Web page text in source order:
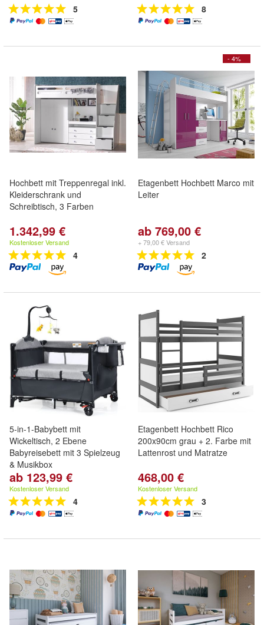
5 8
Hochbett mit Treppenregal inkl.
Kleiderschrank und
Schreibtisch, 3 Farben
1.342,99 €
Kostenloser Versand
4
- 4%
Etagenbett Hochbett Marco mit
Leiter
ab 769,00 €
+ 79,00 € Versand
2
5-in-1-Babybett mit
Wickeltisch, 2 Ebene
Babyreisebett mit 3 Spielzeug
& Musikbox
ab 123,99 €
Kostenloser Versand
4
Etagenbett Hochbett Rico
200x90cm grau + 2. Farbe mit
Lattenrost und Matratze
468,00 €
Kostenloser Versand
3